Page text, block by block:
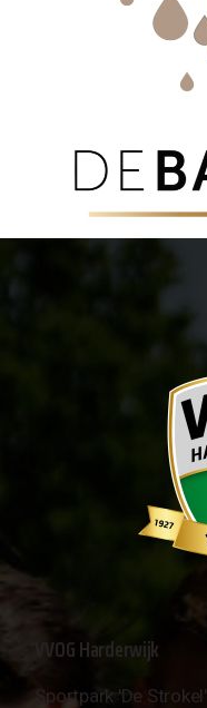
VVOG Harderwijk
Sportpark 'De Strokel'